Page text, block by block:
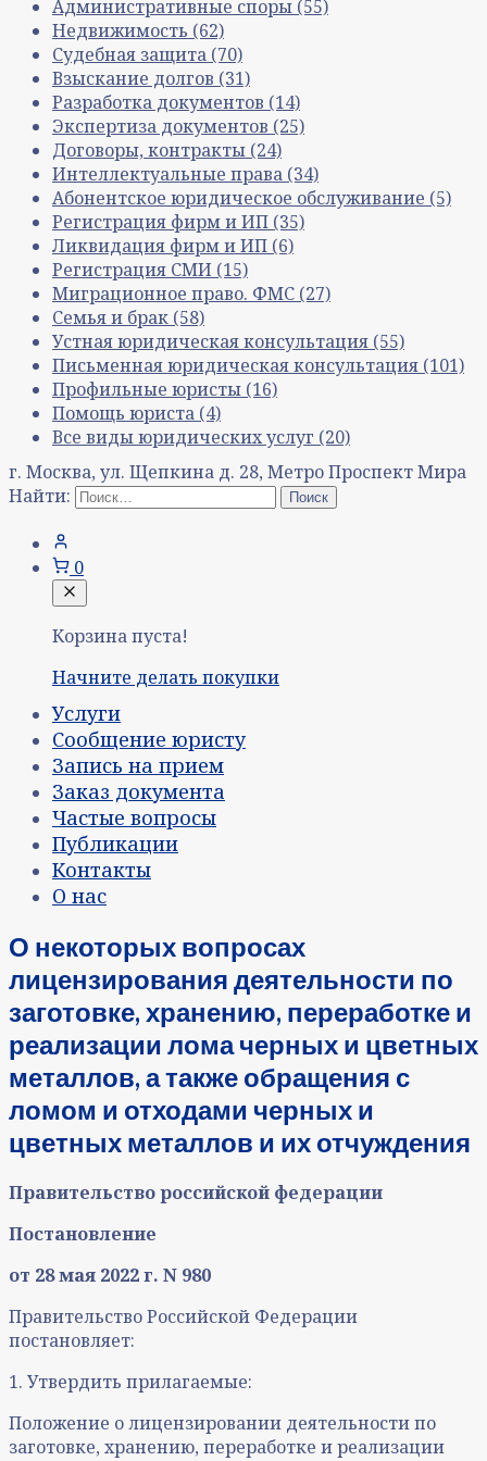
Административные споры (55)
Недвижимость (62)
Судебная защита (70)
Взыскание долгов (31)
Разработка документов (14)
Экспертиза документов (25)
Договоры, контракты (24)
Интеллектуальные права (34)
Абонентское юридическое обслуживание (5)
Регистрация фирм и ИП (35)
Ликвидация фирм и ИП (6)
Регистрация СМИ (15)
Миграционное право. ФМС (27)
Семья и брак (58)
Устная юридическая консультация (55)
Письменная юридическая консультация (101)
Профильные юристы (16)
Помощь юриста (4)
Все виды юридических услуг (20)
г. Москва, ул. Щепкина д. 28, Метро Проспект Мира
Найти:
0
Корзина пуста!
Начните делать покупки
Услуги
Сообщение юристу
Запись на прием
Заказ документа
Частые вопросы
Публикации
Контакты
О нас
О некоторых вопросах
лицензирования деятельности по
заготовке, хранению, переработке и
реализации лома черных и цветных
металлов, а также обращения с
ломом и отходами черных и
цветных металлов и их отчуждения
Правительство российской федерации
Постановление
от 28 мая 2022 г. N 980
Правительство Российской Федерации
постановляет:
1. Утвердить прилагаемые:
Положение о лицензировании деятельности по
заготовке, хранению, переработке и реализации